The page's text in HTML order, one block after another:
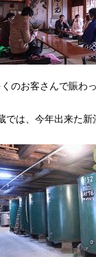
くのお客さんで賑わ
では、今年出来た